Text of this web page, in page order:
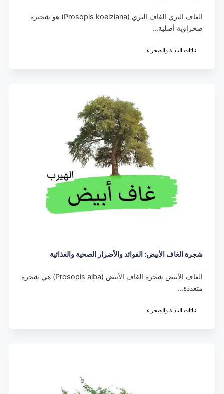
الغاف البري الغاف البري (Prosopis koelziana) هو شجيرة
صحراوية أصلية…
نباتات البادية والصحراء
شجرة الغاف الأبيض: الفوائد والأضرار الصحية والغذائية
الغاف الأبيض شجرة الغاف الأبيض (Prosopis alba) هي شجرة
متعددة…
نباتات البادية والصحراء